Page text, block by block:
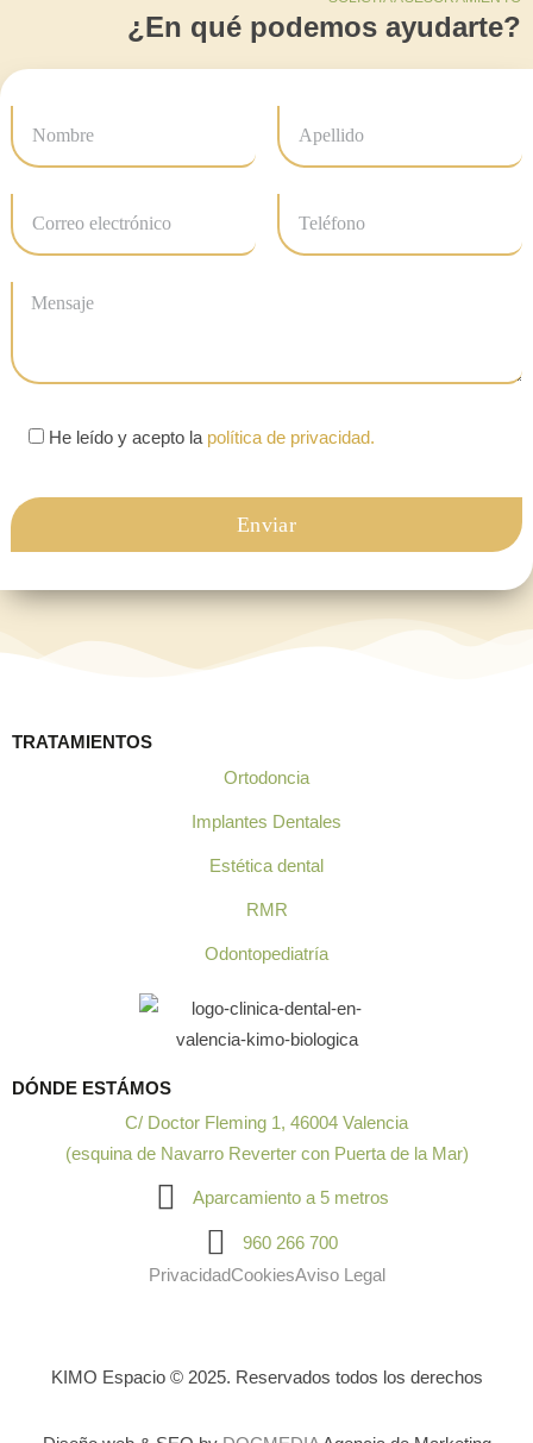
¿En qué podemos ayudarte?
He leído y acepto la política de privacidad.
TRATAMIENTOS
Ortodoncia
Implantes Dentales
Estética dental
RMR
Odontopediatría
DÓNDE ESTÁMOS
C/ Doctor Fleming 1, 46004 Valencia
(esquina de Navarro Reverter con Puerta de la Mar)
Aparcamiento a 5 metros
960 266 700
PrivacidadCookiesAviso Legal
KIMO Espacio © 2025. Reservados todos los derechos